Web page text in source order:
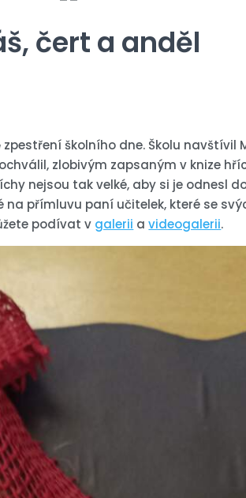
čert a anděl
zpestření školního dne. Školu
zlobivým zapsaným v knize
nejsou tak velké, aby si je odnesl
přímluvu paní učitelek, které se
podívat v galerii avideogalerii.